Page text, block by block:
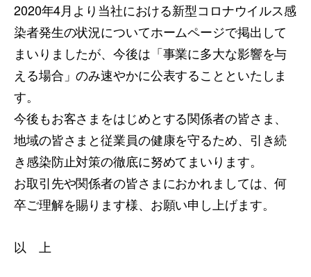
2020年4月より当社における新型コロナウイルス感
染者発生の状況についてホームページで掲出して
まいりましたが、今後は「事業に多大な影響を与
える場合」のみ速やかに公表することといたしま
す。
今後もお客さまをはじめとする関係者の皆さま、
地域の皆さまと従業員の健康を守るため、引き続
き感染防止対策の徹底に努めてまいります。
お取引先や関係者の皆さまにおかれましては、何
卒ご理解を賜ります様、お願い申し上げます。
以 上